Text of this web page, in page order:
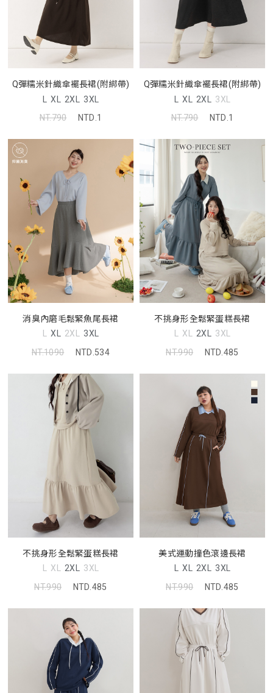
Q彈糯米針織傘襬長裙(附綁帶)
L XL 2XL 3XL
NT.790
NTD.1
Q彈糯米針織傘襬長裙(附綁帶)
L XL 2XL 3XL
NT.790
NTD.1
消臭內磨毛鬆緊魚尾長裙
L XL 2XL 3XL
NT.1090
NTD.534
不挑身形全鬆緊蛋糕長裙
L XL 2XL 3XL
NT.990
NTD.485
不挑身形全鬆緊蛋糕長裙
L XL 2XL 3XL
NT.990
NTD.485
美式運動撞色滾邊長裙
L XL 2XL 3XL
NT.990
NTD.485